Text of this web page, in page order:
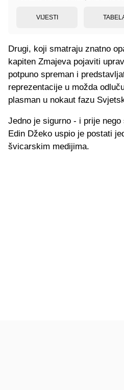
VIJESTI
Drugi, koji smatraju znatno
kapiten Zmajeva pojaviti
potpuno spreman i
reprezentacije u možda
plasman u nokaut fazu
Jedno je sigurno - i prije
Edin Džeko uspio je postati
švicarskim medijima.